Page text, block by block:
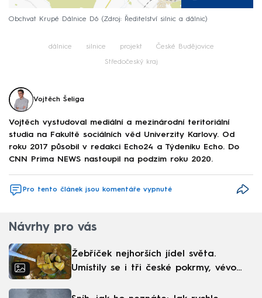
Obchvat Krupé Dálnice D6 Zdroj: Ředitelství silnic a dálnic
dálnice silnice projekt České Budějovice
Středočeský kraj
Vojtěch Šeliga
Vojtěch vystudoval mediální a mezinárodní teritoriální
studia na Fakultě sociálních věd Univerzity Karlovy. Od
roku 2017 působil v redakci Echo24 a Týdeníku Echo. Do
CNN Prima NEWS nastoupil na podzim roku 2020.
Pro tento článek jsou komentáře vypnuté
Návrhy pro vás
Žebříček nejhorších jídel světa.
Umístily se i tři české pokrmy, vévodí